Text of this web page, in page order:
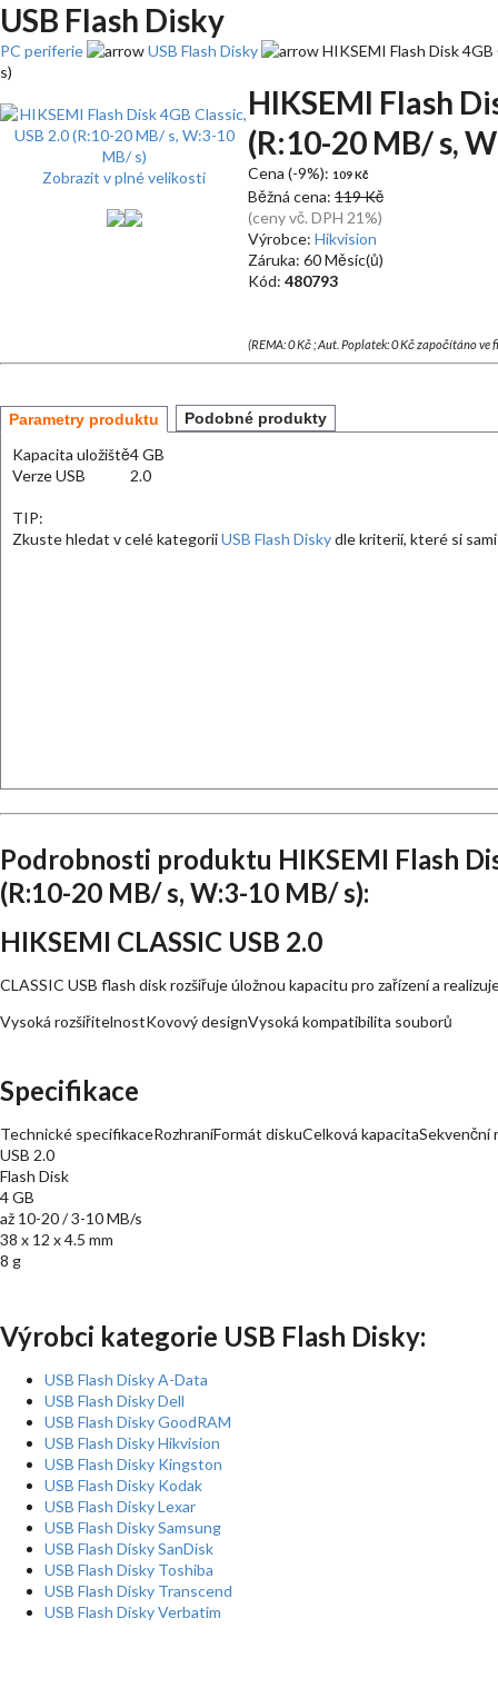
USB Flash Disky
PC periferie USB Flash Disky
HIKSEMI Flash Disk
s)
Zobrazit v plné velikosti
HIKSEMI Flash
(R:10-20 MB/ s,
Cena (-9%): 109 Kč
Běžná cena: 119 Kč
(ceny vč. DPH 21%)
Výrobce: Hikvision
Záruka: 60 Měsíc(ů)
Kód: 480793
(REMA: 0 Kč ; Aut. Poplatek: 0 Kč započítáno
Parametry produktu Podobné produkty
Kapacita uložiště4 GB
Verze USB
2.0
TIP:
Zkuste hledat v celé kategoriiUSB Flash Diskydle kriterií, které si
Podrobnosti produktu HIKSEMI Flash
(R:10-20 MB/ s, W:3-10 MB/ s):
HIKSEMI CLASSIC USB 2.0
CLASSIC USB flash disk rozšiřuje úložnou kapacitu pro zařízení a
Vysoká rozšiřitelnostKovový designVysoká kompatibilita souborů
Specifikace
Technické specifikaceRozhraníFormát diskuCelková
USB 2.0
Flash Disk
4 GB
až 10-20 / 3-10 MB/s
38 x 12 x 4.5 mm
8 g
Výrobci kategorie USB Flash Disky:
USB Flash Disky A-Data
USB Flash Disky Dell
USB Flash Disky GoodRAM
USB Flash Disky Hikvision
USB Flash Disky Kingston
USB Flash Disky Kodak
USB Flash Disky Lexar
USB Flash Disky Samsung
USB Flash Disky SanDisk
USB Flash Disky Toshiba
USB Flash Disky Transcend
USB Flash Disky Verbatim